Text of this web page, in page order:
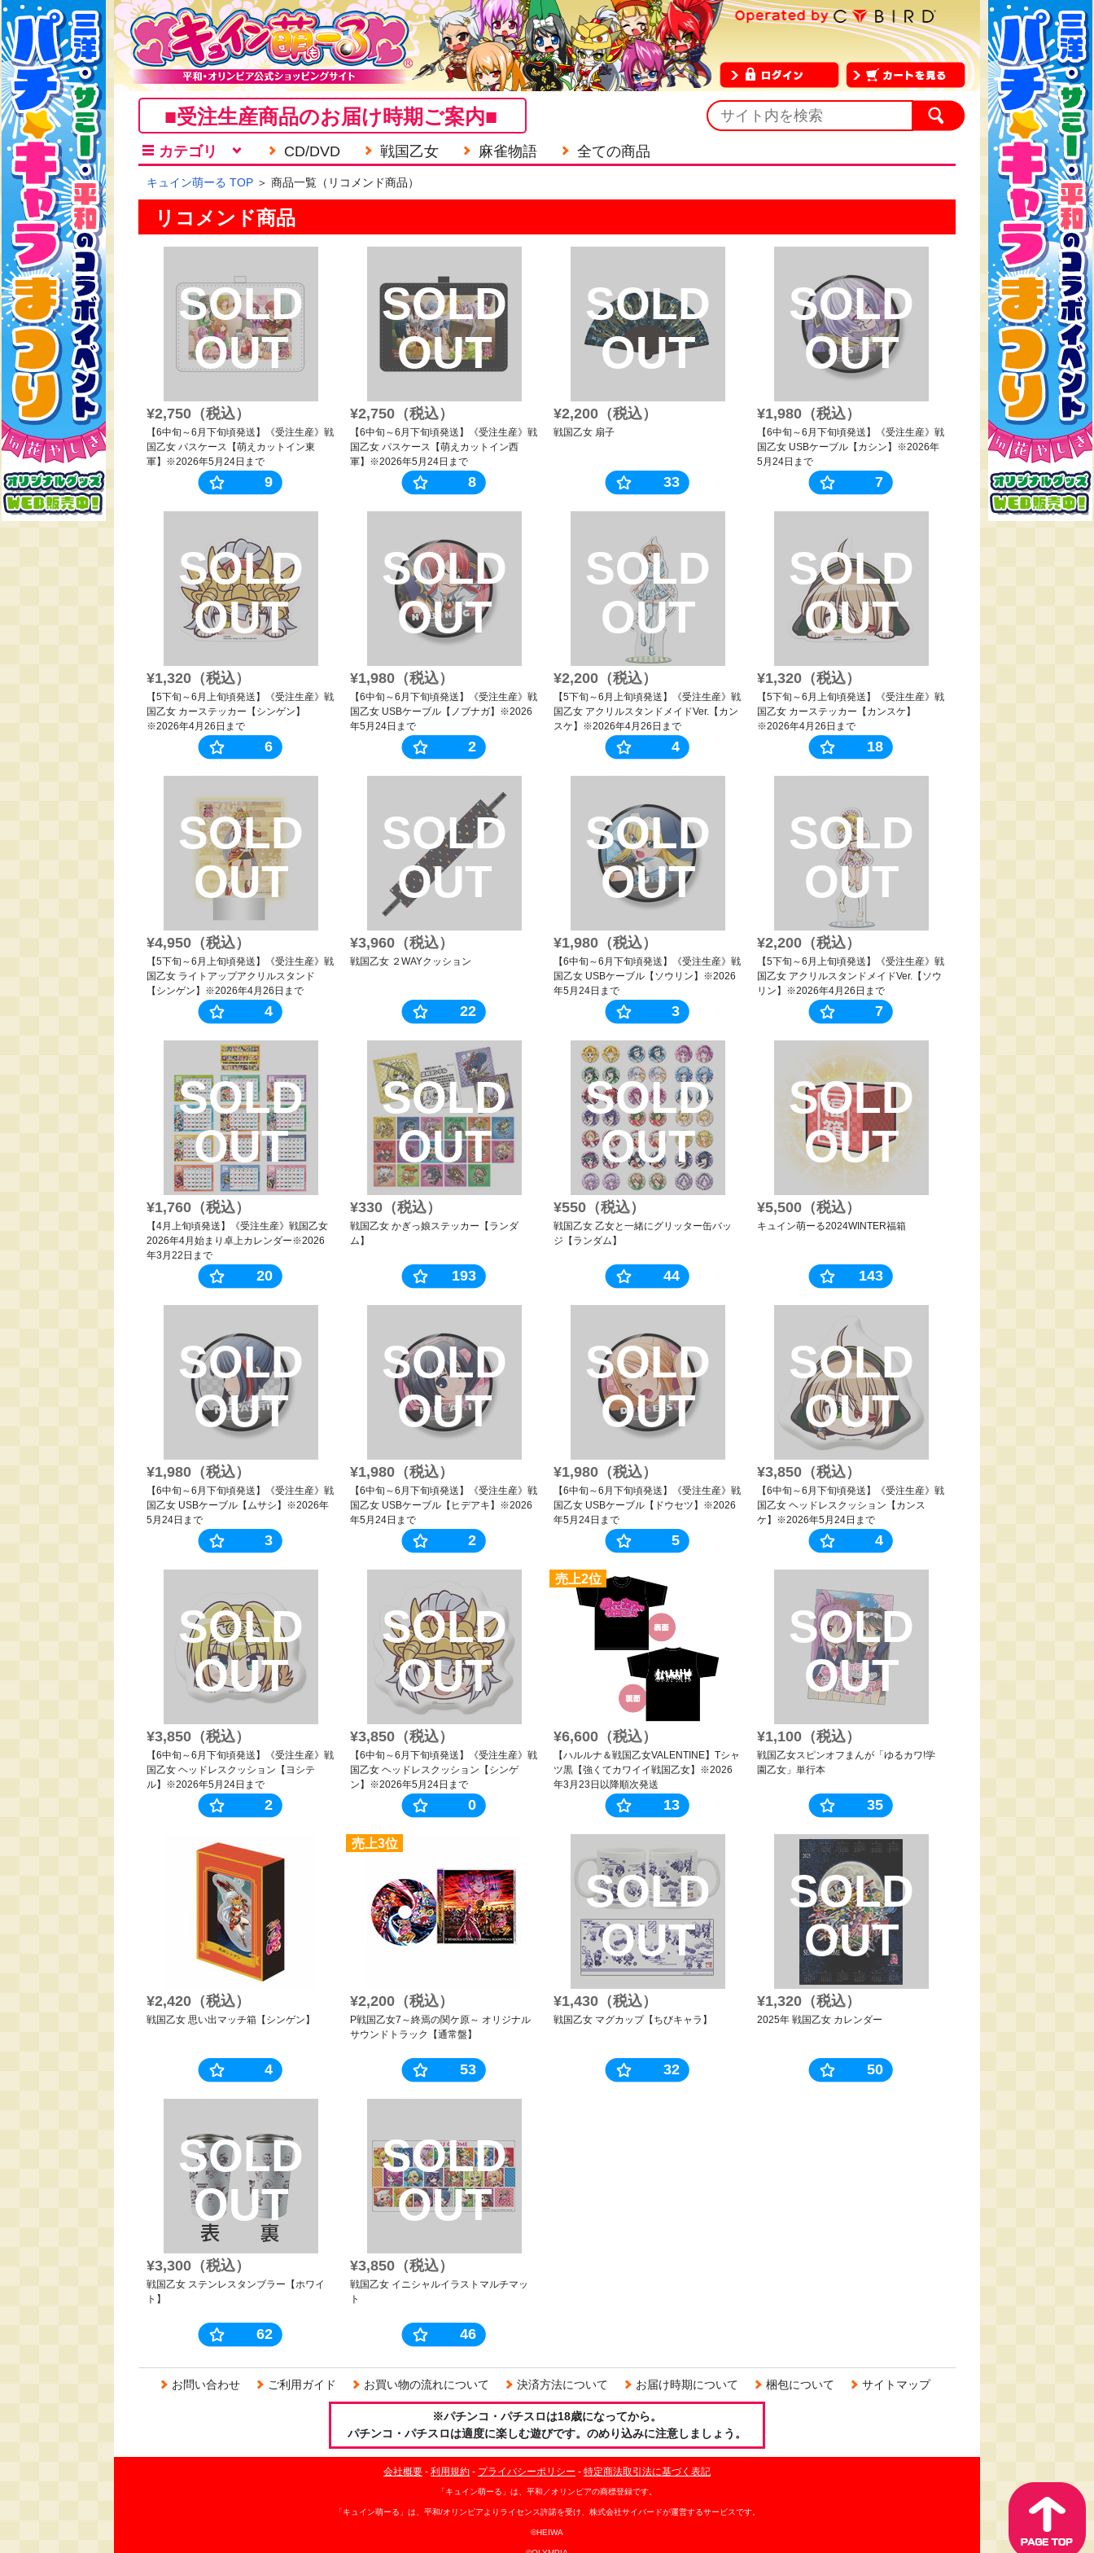
■受注生産商品のお届け時期ご案内■
カテゴリ CD/DVD 戦国乙女 麻雀物語 全ての商品
キュイン萌ーる TOP ＞ 商品一覧（リコメンド商品）
リコメンド商品
SOLD
OUT
¥2,750（税込）
【6中旬～6月下旬頃発送】《受注生産》戦
国乙女 パスケース【萌えカットイン東
軍】※2026年5月24日まで
9
SOLD
OUT
¥2,750（税込）
【6中旬～6月下旬頃発送】《受注生産》戦
国乙女 パスケース【萌えカットイン西
軍】※2026年5月24日まで
8
SOLD
OUT
¥2,200（税込）
戦国乙女 扇子
33
SOLD
OUT
¥1,980（税込）
【6中旬～6月下旬頃発送】《受注生産》戦
国乙女 USBケーブル【カシン】※2026年
5月24日まで
7
SOLD
OUT
¥1,320（税込）
【5下旬～6月上旬頃発送】《受注生産》戦
国乙女 カーステッカー【シンゲン】
※2026年4月26日まで
6
SOLD
OUT
¥1,980（税込）
【6中旬～6月下旬頃発送】《受注生産》戦
国乙女 USBケーブル【ノブナガ】※2026
年5月24日まで
2
SOLD
OUT
¥2,200（税込）
【5下旬～6月上旬頃発送】《受注生産》戦
国乙女 アクリルスタンドメイドVer.【カン
スケ】※2026年4月26日まで
4
SOLD
OUT
¥1,320（税込）
【5下旬～6月上旬頃発送】《受注生産》戦
国乙女 カーステッカー【カンスケ】
※2026年4月26日まで
18
SOLD
OUT
¥4,950（税込）
【5下旬～6月上旬頃発送】《受注生産》戦
国乙女 ライトアップアクリルスタンド
【シンゲン】※2026年4月26日まで
4
SOLD
OUT
¥3,960（税込）
戦国乙女 ２WAYクッション
22
SOLD
OUT
¥1,980（税込）
【6中旬～6月下旬頃発送】《受注生産》戦
国乙女 USBケーブル【ソウリン】※2026
年5月24日まで
3
SOLD
OUT
¥2,200（税込）
【5下旬～6月上旬頃発送】《受注生産》戦
国乙女 アクリルスタンドメイドVer.【ソウ
リン】※2026年4月26日まで
7
SOLD
OUT
¥1,760（税込）
【4月上旬頃発送】《受注生産》戦国乙女
2026年4月始まり卓上カレンダー※2026
年3月22日まで
20
SOLD
OUT
¥330（税込）
戦国乙女 かぎっ娘ステッカー【ランダ
ム】
193
SOLD
OUT
¥550（税込）
戦国乙女 乙女と一緒にグリッター缶バッ
ジ【ランダム】
44
SOLD
OUT
¥5,500（税込）
キュイン萌ーる2024WINTER福箱
143
SOLD
OUT
¥1,980（税込）
【6中旬～6月下旬頃発送】《受注生産》戦
国乙女 USBケーブル【ムサシ】※2026年
5月24日まで
3
SOLD
OUT
¥1,980（税込）
【6中旬～6月下旬頃発送】《受注生産》戦
国乙女 USBケーブル【ヒデアキ】※2026
年5月24日まで
2
SOLD
OUT
¥1,980（税込）
【6中旬～6月下旬頃発送】《受注生産》戦
国乙女 USBケーブル【ドウセツ】※2026
年5月24日まで
5
SOLD
OUT
¥3,850（税込）
【6中旬～6月下旬頃発送】《受注生産》戦
国乙女 ヘッドレスクッション【カンス
ケ】※2026年5月24日まで
4
SOLD
OUT
¥3,850（税込）
【6中旬～6月下旬頃発送】《受注生産》戦
国乙女 ヘッドレスクッション【ヨシテ
ル】※2026年5月24日まで
2
SOLD
OUT
¥3,850（税込）
【6中旬～6月下旬頃発送】《受注生産》戦
国乙女 ヘッドレスクッション【シンゲ
ン】※2026年5月24日まで
0
売上2位
¥6,600（税込）
【ハルルナ＆戦国乙女VALENTINE】Tシャ
ツ黒【強くてカワイイ戦国乙女】※2026
年3月23日以降順次発送
13
SOLD
OUT
¥1,100（税込）
戦国乙女スピンオフまんが「ゆるカワ!学
園乙女」単行本
35
¥2,420（税込）
戦国乙女 思い出マッチ箱【シンゲン】
4
売上3位
¥2,200（税込）
P戦国乙女7～終焉の関ケ原～ オリジナル
サウンドトラック【通常盤】
53
SOLD
OUT
¥1,430（税込）
戦国乙女 マグカップ【ちびキャラ】
32
SOLD
OUT
¥1,320（税込）
2025年 戦国乙女 カレンダー
50
SOLD
OUT
¥3,300（税込）
戦国乙女 ステンレスタンブラー【ホワイ
ト】
62
SOLD
OUT
¥3,850（税込）
戦国乙女 イニシャルイラストマルチマッ
ト
46
お問い合わせ ご利用ガイド お買い物の流れについて 決済方法について お届け時期について 梱包について サイトマップ
※パチンコ・パチスロは18歳になってから。
パチンコ・パチスロは適度に楽しむ遊びです。のめり込みに注意しましょう。
会社概要 - 利用規約 - プライバシーポリシー - 特定商法取引法に基づく表記
「キュイン萌ーる」は、平和／オリンピアの商標登録です。
「キュイン萌ーる」は、平和/オリンピアよりライセンス許諾を受け、株式会社サイバードが運営するサービスです。
©HEIWA